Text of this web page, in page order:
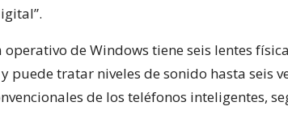
de Windows tiene seis lentes
puede tratar niveles de sonido hasta seis
de los teléfonos inteligentes,